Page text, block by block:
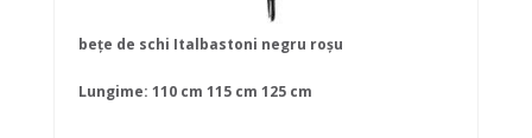
bețe de schi Italbastoni negru roșu
Lungime: 110 cm 115 cm 125 cm